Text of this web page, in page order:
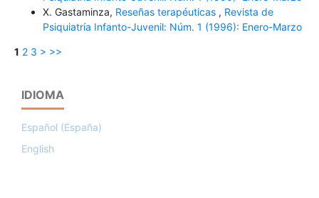
X. Gastaminza, Reseñas terapéuticas , Revista de
Psiquiatría Infanto-Juvenil: Núm. 1 (1996): Enero-Marzo
1 2 3 > >>
IDIOMA
Español (España)
English